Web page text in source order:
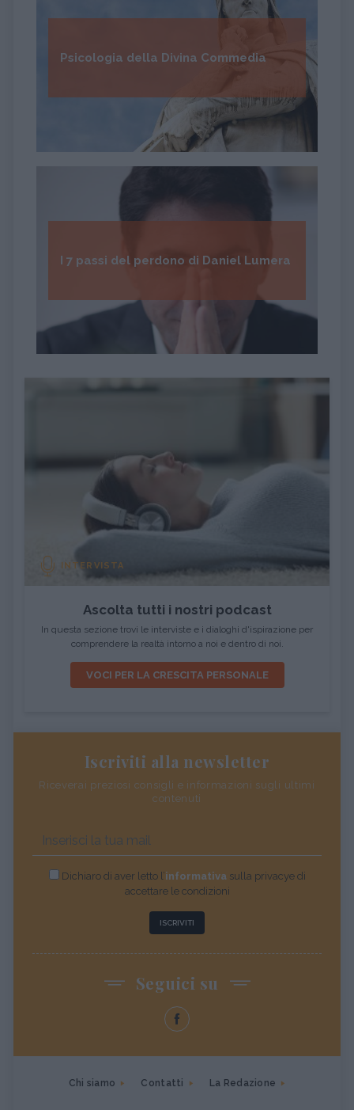
Psicologia della Divina Commedia
I 7 passi del perdono di Daniel Lumera
INTERVISTA
Ascolta tutti i nostri podcast
In questa sezione trovi le interviste e i dialoghi d'ispirazione per
comprendere la realtà intorno a noi e dentro di noi.
VOCI PER LA CRESCITA PERSONALE
Iscriviti alla newsletter
Riceverai preziosi consigli e informazioni sugli ultimi
contenuti
Dichiaro di aver letto l’informativa sulla privacye di
accettare le condizioni
ISCRIVITI
Seguici su
Chi siamo Contatti La Redazione